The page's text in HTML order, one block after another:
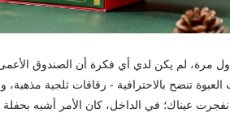
مرة، لم يكن لدي أي فكرة أن الصندوق
تنضح بالاحترافية - رقاقات ثلجية
عيناك؛ في الداخل، كان الأمر أشبه